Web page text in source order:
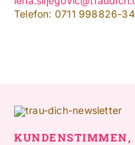
Telefon: 0711 998826-34
KUNDENSTIMMEN,